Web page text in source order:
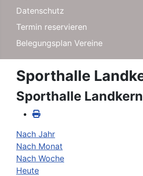
Datenschutz
Termin reservieren
Belegungsplan Vereine
Sporthalle
Sporthalle Landkern
Nach Jahr
Nach Monat
Nach Woche
Heute